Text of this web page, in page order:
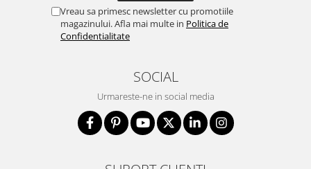
Vreau sa primesc newsletter cu promotiile
magazinului. Afla mai multe in Politica de
Confidentialitate
SOCIAL
Urmareste-ne in social media